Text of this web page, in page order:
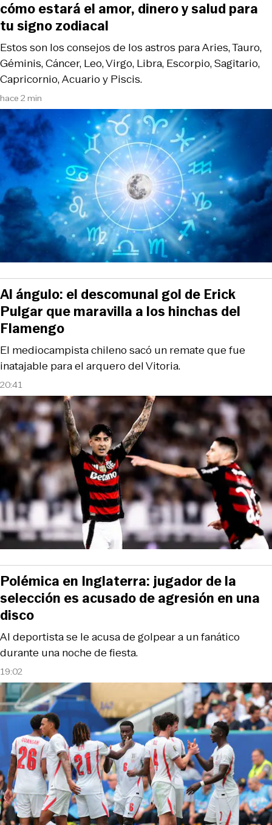
hace 2 min
Estos son los consejos de los astros para Aries, Tauro,
Géminis, Cáncer, Leo, Virgo, Libra, Escorpio, Sagitario,
Capricornio, Acuario y Piscis.
cómo estará el amor, dinero y salud para
tu signo zodiacal
20:41
El mediocampista chileno sacó un remate que fue
inatajable para el arquero del Vitoria.
Al ángulo: el descomunal gol de Erick
Pulgar que maravilla a los hinchas del
Flamengo
19:02
Al deportista se le acusa de golpear a un fanático
durante una noche de fiesta.
Polémica en Inglaterra: jugador de la
selección es acusado de agresión en una
disco